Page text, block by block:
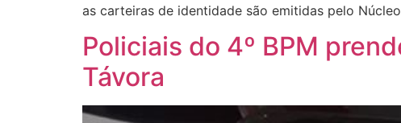
as carteiras de identidade são emitidas pelo
Policiais do 4º BPM
Távora